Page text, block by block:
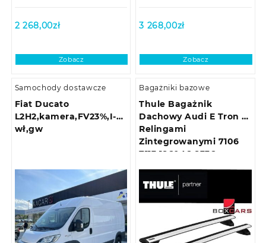
2 268,00zł
Zobacz
3 268,00zł
Zobacz
Samochody dostawcze
Fiat Ducato
L2H2,kamera,FV23%,I-
wł,gw
Bagażniki bazowe
Thule Bagażnik
Dachowy Audi E Tron Z
Relingami
Zintegrowanymi 7106
7113 186046 8336